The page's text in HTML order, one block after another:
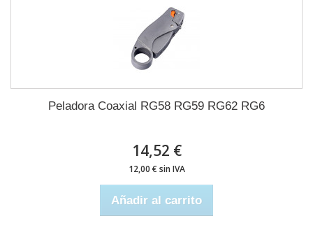
Peladora Coaxial RG58 RG59 RG62 RG6
14,52 €
12,00 € sin IVA
Añadir al carrito